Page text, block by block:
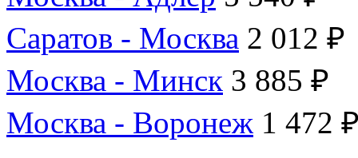
Саратов - Москва 2 012 ₽
Москва - Минск 3 885 ₽
Москва - Воронеж 1 472